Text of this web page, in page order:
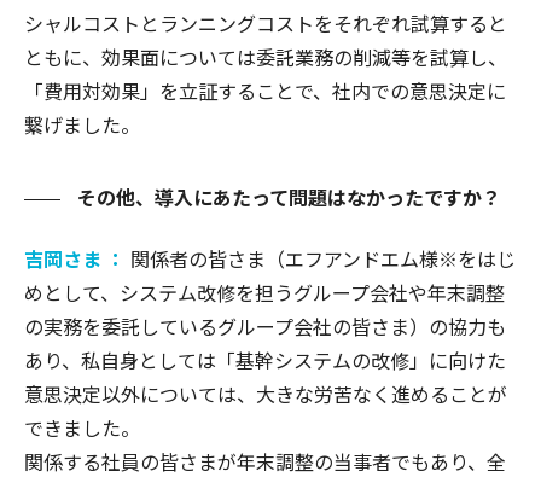
シャルコストとランニングコストをそれぞれ試算すると
ともに、効果面については委託業務の削減等を試算し、
「費用対効果」を立証することで、社内での意思決定に
繋げました。
その他、導入にあたって問題はなかったですか？
吉岡さま ： 関係者の皆さま（エフアンドエム様※をはじ
めとして、システム改修を担うグループ会社や年末調整
の実務を委託しているグループ会社の皆さま）の協力も
あり、私自身としては「基幹システムの改修」に向けた
意思決定以外については、大きな労苦なく進めることが
できました。
関係する社員の皆さまが年末調整の当事者でもあり、全